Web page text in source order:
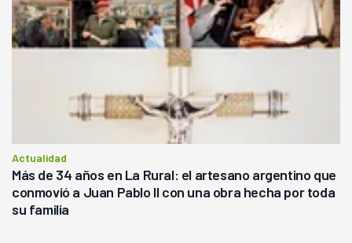
Actualidad
Más de 34 años en La Rural: el artesano argentino que
conmovió a Juan Pablo II con una obra hecha por toda
su familia